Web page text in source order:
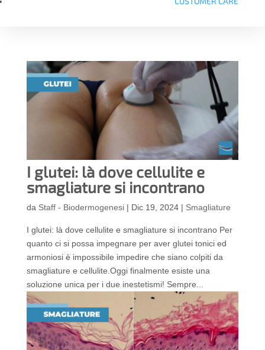
I glutei: là dove cellulite e
smagliature si incontrano
da Staff - Biodermogenesi| Dic 19, 2024| Smagliature
I glutei: là dove cellulite e smagliature si incontrano Per
quanto ci si possa impegnare per aver glutei tonici ed
armoniosi è impossibile impedire che siano colpiti da
smagliature e cellulite.Oggi finalmente esiste una
soluzione unica per i due inestetismi! Sempre...